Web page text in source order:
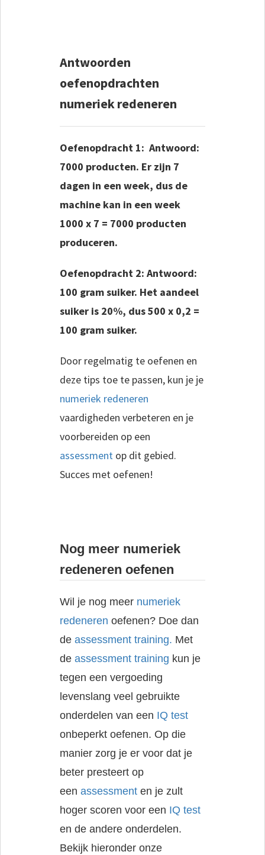
Antwoorden
oefenopdrachten
numeriek redeneren
Oefenopdracht 1: Antwoord:
7000 producten. Er zijn 7
dagen in een week, dus de
machine kan in een week
1000 x 7 = 7000 producten
produceren.
Oefenopdracht 2: Antwoord:
100 gram suiker. Het aandeel
suiker is 20%, dus 500 x 0,2 =
100 gram suiker.
Door regelmatig te oefenen en
deze tips toe te passen, kun je je
numeriek redeneren
vaardigheden verbeteren en je
voorbereiden op een
assessment op dit gebied.
Succes met oefenen!
Nog meer numeriek
redeneren oefenen
Wil je nog meer numeriek
redeneren oefenen? Doe dan
de assessment training. Met
de assessment training kun je
tegen een vergoeding
levenslang veel gebruikte
onderdelen van een IQ test
onbeperkt oefenen. Op die
manier zorg je er voor dat je
beter presteert op
een assessment en je zult
hoger scoren voor een IQ test
en de andere onderdelen.
Bekijk hieronder onze